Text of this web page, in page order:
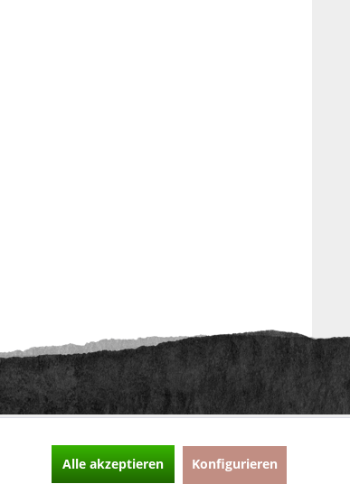
Alle akzeptieren Konfigurieren